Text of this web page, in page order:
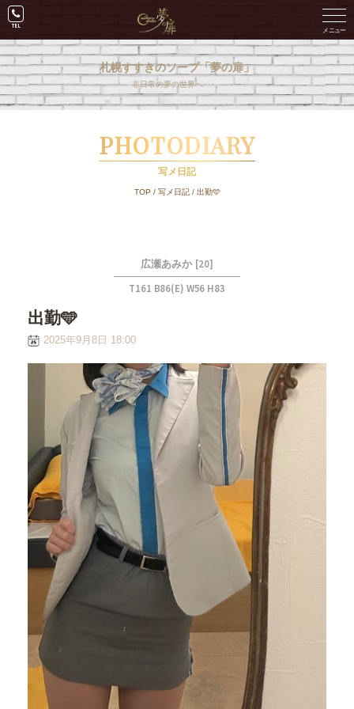
札幌すすきのソープ「夢の扉」
非日常の夢の世界へ･･･。
PHOTODIARY
写メ日記
TOP / 写メ日記/ 出勤🩵
広瀬あみか [20]
T161 B86(E) W56 H83
出勤🩵
2025年9月8日 18:00